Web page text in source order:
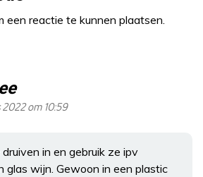
een reactie te kunnen plaatsen.
2022 om 10:59
in en gebruik ze ipv
glas wijn. Gewoon in een plastic